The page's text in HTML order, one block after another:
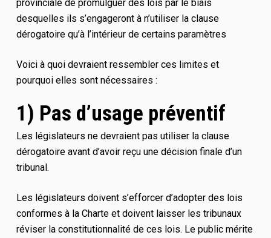
provinciale de promulguer des lois par le biais
desquelles ils s’engageront à n’utiliser la clause
dérogatoire qu’à l’intérieur de certains paramètres
Voici à quoi devraient ressembler ces limites et
pourquoi elles sont nécessaires :
1) Pas d’usage préventif
Les législateurs ne devraient pas utiliser la clause
dérogatoire avant d’avoir reçu une décision finale d’un
tribunal.
Les législateurs doivent s’efforcer d’adopter des lois
conformes à la Charte et doivent laisser les tribunaux
réviser la constitutionnalité de ces lois. Le public mérite